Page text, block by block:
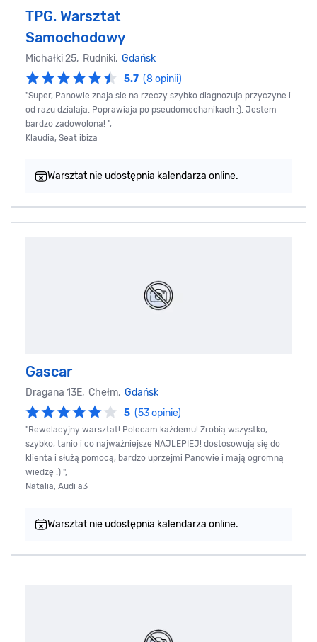
TPG. Warsztat
Samochodowy
Michałki 25, Rudniki, Gdańsk
5.7 (8 opinii)
"Super, Panowie znaja sie na rzeczy szybko diagnozuja przyczyne i
od razu dzialaja. Poprawiaja po pseudomechanikach :). Jestem
bardzo zadowolona! ",
Klaudia, Seat ibiza
Warsztat nie udostępnia kalendarza online.
Gascar
Dragana 13E, Chełm, Gdańsk
5 (53 opinie)
"Rewelacyjny warsztat! Polecam każdemu! Zrobią wszystko,
szybko, tanio i co najważniejsze NAJLEPIEJ! dostosowują się do
klienta i służą pomocą, bardzo uprzejmi Panowie i mają ogromną
wiedzę :) ",
Natalia, Audi a3
Warsztat nie udostępnia kalendarza online.